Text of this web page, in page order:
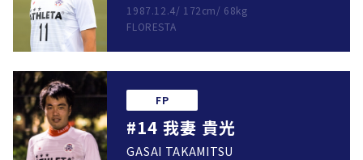
1987.12.4/ 172cm/ 68kg
FLORESTA
FP
#14 我妻 貴光
GASAI TAKAMITSU